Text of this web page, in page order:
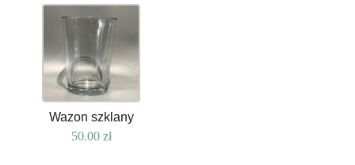
Wazon szklany
50.00 zł